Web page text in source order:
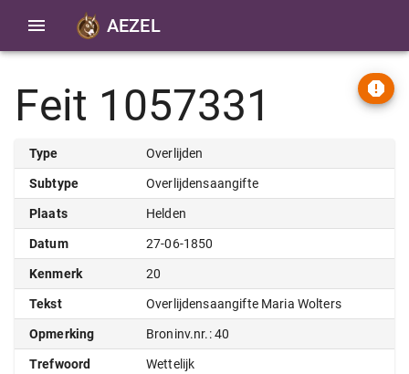
AEZEL
Feit 1057331
Type Overlijden
Subtype Overlijdensaangifte
Plaats Helden
Datum 27-06-1850
Kenmerk 20
Tekst Overlijdensaangifte Maria Wolters
Opmerking Broninv.nr.: 40
Trefwoord
Wettelijk